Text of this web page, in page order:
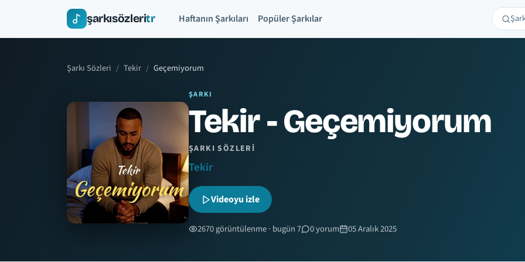
şarkısözleritr Haftanın Şarkıları Popüler Şarkılar Ara
Şarkı Sözleri Tekir Geçemiyorum
ŞARKI
Tekir - Geçemiyorum
ŞARKI SÖZLERI
Tekir
Videoyu izle
2670 görüntülenme · bugün 7 0 yorum 05 Aralık 2025